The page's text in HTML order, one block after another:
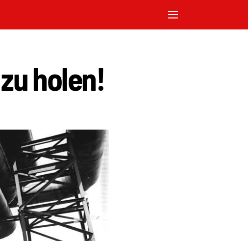
holen!